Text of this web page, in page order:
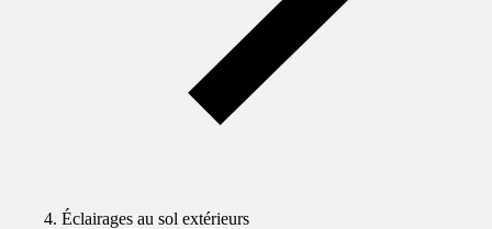
Éclairages au sol extérieurs